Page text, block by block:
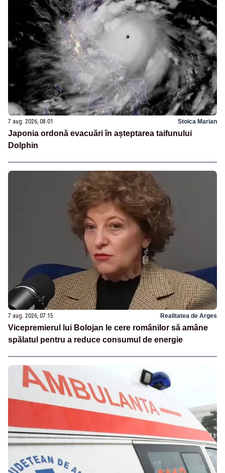
7 aug. 2026, 08:01 Stoica Marian
Japonia ordonă evacuări în așteptarea taifunului
Dolphin
7 aug. 2026, 07:15 Realitatea de Arges
Vicepremierul lui Bolojan le cere românilor să amâne
spălatul pentru a reduce consumul de energie